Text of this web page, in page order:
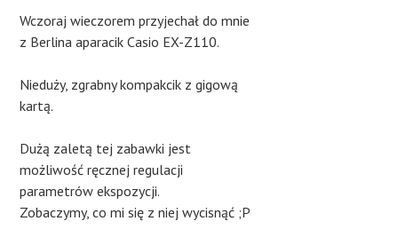
Wczoraj wieczorem przyjechał do mnie
z Berlina aparacik Casio EX-Z110.
Nieduży, zgrabny kompakcik z gigową
kartą.
Dużą zaletą tej zabawki jest
możliwość ręcznej regulacji
parametrów ekspozycji.
Zobaczymy, co mi się z niej wycisnąć ;P